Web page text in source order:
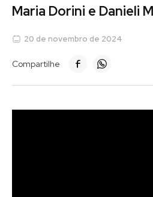
Maria Dorini e Danieli
20 de novembro de 2024
Compartilhe